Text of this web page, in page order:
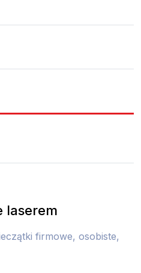
laserem
firmowe, osobiste,